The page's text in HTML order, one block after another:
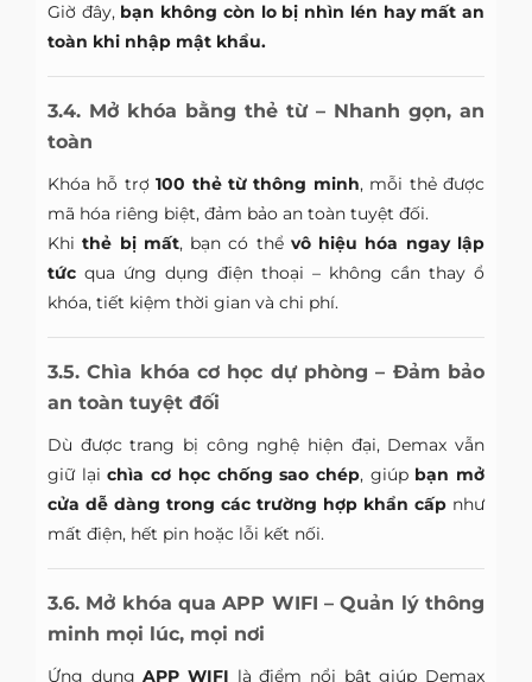
Giờ đây, bạn không còn lo bị nhìn lén hay mất an
toàn khi nhập mật khẩu.
3.4. Mở khóa bằng thẻ từ – Nhanh gọn, an
toàn
Khóa hỗ trợ100 thẻ từ thông minh, mỗi thẻ được
mã hóa riêng biệt, đảm bảo an toàn tuyệt đối.
Khithẻ bị mất, bạn có thể vô hiệu hóa ngay lập
tức qua ứng dụng điện thoại – không cần thay ổ
khóa, tiết kiệm thời gian và chi phí.
3.5. Chìa khóa cơ học dự phòng – Đảm bảo
an toàn tuyệt đối
Dù được trang bị công nghệ hiện đại, Demax vẫn
giữ lạichìa cơ học chống sao chép, giúp bạn mở
cửa dễ dàng trong các trường hợp khẩn cấp như
mất điện, hết pin hoặc lỗi kết nối.
3.6. Mở khóa qua APP WIFI – Quản lý thông
minh mọi lúc, mọi nơi
Ứng dụngAPP WIFI là điểm nổi bật giúp Demax